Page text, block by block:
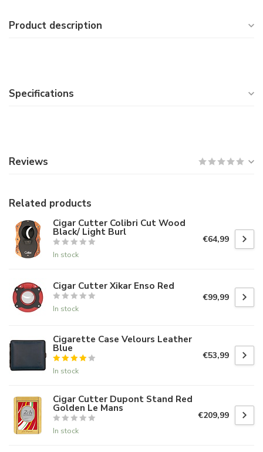
Product description
Specifications
Reviews
Related products
Cigar Cutter Colibri Cut Wood
Black/ Light Burl
In stock
€64,99
Cigar Cutter Xikar Enso Red
In stock
€99,99
Cigarette Case Velours Leather
Blue
In stock
€53,99
Cigar Cutter Dupont Stand Red
Golden Le Mans
In stock
€209,99